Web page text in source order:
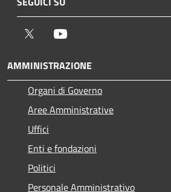
Twitter
AMMINISTRAZIONE
Organi di Governo
Aree Amministrative
Uffici
Enti e fondazioni
Politici
Personale Amministrativo